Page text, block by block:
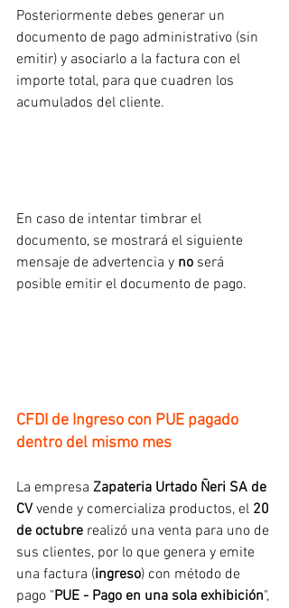
Posteriormente debes generar un
documento de pago administrativo (sin
emitir) y asociarlo a la factura con el
importe total, para que cuadren los
acumulados del cliente.
En caso de intentar timbrar el
documento, se mostrará el siguiente
mensaje de advertencia y no será
posible emitir el documento de pago.
CFDI de Ingreso con PUE pagado
dentro del mismo mes
La empresa Zapateria Urtado Ñeri SA de
CV vende y comercializa productos, el 20
de octubre realizó una venta para uno de
sus clientes, por lo que genera y emite
una factura (ingreso) con método de
pago "PUE - Pago en una sola exhibición",